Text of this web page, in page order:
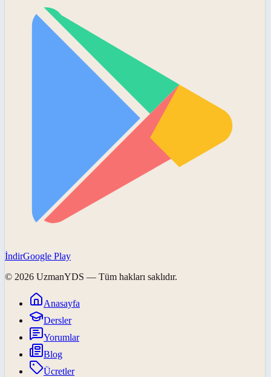
İndirGoogle Play
© 2026 UzmanYDS — Tüm hakları saklıdır.
Anasayfa
Dersler
Yorumlar
Blog
Ücretler